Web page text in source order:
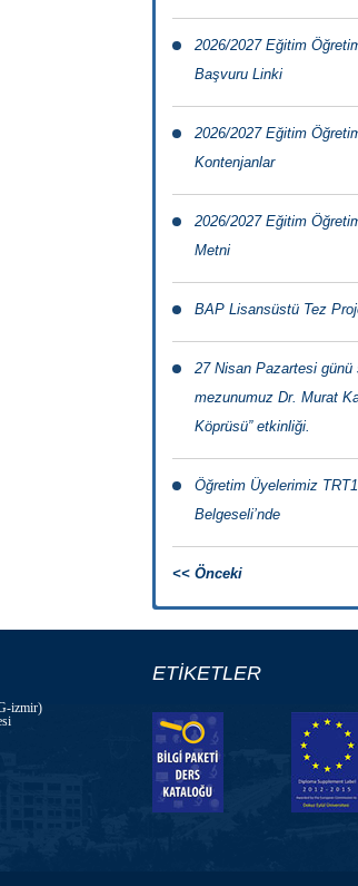
2026/2027 Eğitim Öğretim
Başvuru Linki
2026/2027 Eğitim Öğretim
Kontenjanlar
2026/2027 Eğitim
Metni
BAP Lisansüstü Tez
27 Nisan Pazartesi günü
mezunumuz Dr. Murat
Köprüsü” etkinliği.
Öğretim Üyelerimiz
Belgeseli’nde
<< Önceki
izmir)
ETİKETLER